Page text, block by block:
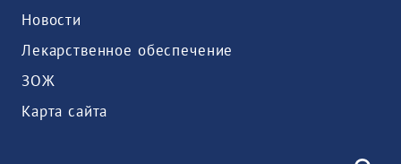
Новости
Лекарственное обеспечение
ЗОЖ
Карта сайта